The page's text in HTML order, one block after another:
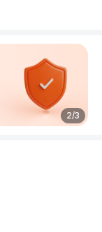
2/3